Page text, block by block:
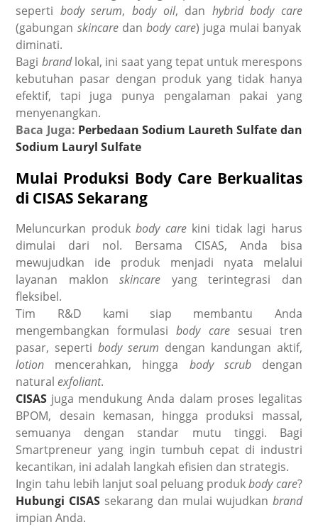
seperti body serum, body oil, dan hybrid body care
(gabungan skincaredan body care) juga mulai banyak
diminati.
Bagi brandlokal, ini saat yang tepat untuk merespons
kebutuhan pasar dengan produk yang tidak hanya
efektif, tapi juga punya pengalaman pakai yang
menyenangkan.
Baca Juga: Perbedaan Sodium Laureth Sulfate dan
Sodium Lauryl Sulfate
Mulai Produksi Body Care Berkualitas
di CISAS Sekarang
Meluncurkan produkbody carekini tidak lagi harus
dimulai dari nol. Bersama CISAS, Anda bisa
mewujudkan ide produk menjadi nyata melalui
layanan maklon skincare yang terintegrasi dan
fleksibel.
Tim R&D kami siap membantu Anda
mengembangkan formulasibody caresesuai tren
pasar, sepertibody serum dengan kandungan aktif,
lotion mencerahkan, hingga body scrub dengan
naturalexfoliant.
CISAS juga mendukung Anda dalam proses legalitas
BPOM, desain kemasan, hingga produksi massal,
semuanya dengan standar mutu tinggi. Bagi
Smartpreneur yang ingin tumbuh cepat di industri
kecantikan, ini adalah langkah efisien dan strategis.
Ingin tahu lebih lanjut soal peluang produkbody care?
Hubungi CISAS sekarang dan mulai wujudkan brand
impian Anda.